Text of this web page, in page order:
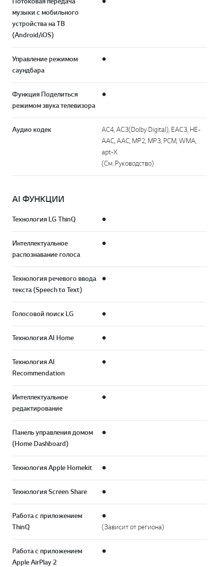
музыки с мобильного
устройства на ТВ
(Android/iOS)
Управление режимом
саундбара
●
Функция Поделиться
режимом звука телевизора
●
Аудио кодек
AC4, AC3(Dolby Digital), EAC3, HE-
AAC, AAC, MP2, MP3, PCM, WMA,
apt-X
(См. Руководство)
AI ФУНКЦИИ
Технология LG ThinQ ●
Интеллектуальное
распознавание голоса
●
Технология речевого ввода
текста (Speech to Text)
●
Голосовой поиск LG ●
Технология AI Home ●
Технология AI
Recommendation
●
Интеллектуальное
редактирование
●
Панель управления домом
(Home Dashboard)
●
Технология Apple Homekit ●
Технология Screen Share ●
Работа с приложением
ThinQ
●
(Зависит от региона)
Работа с приложением
Apple AirPlay 2
●